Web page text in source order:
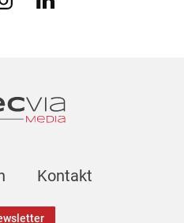
Kontakt